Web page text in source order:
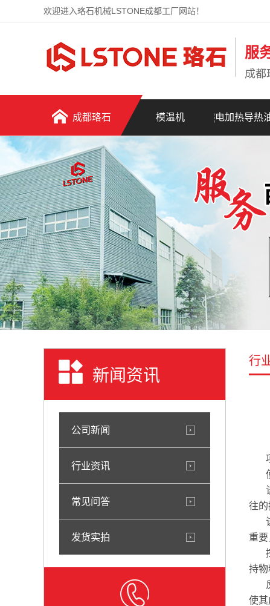
欢迎进入珞石机械LSTONE成都工厂网站！
服
成都
成都珞石 模温机 电加热导热
新闻资讯
公司新闻
行业资讯
常见问答
发货实拍
行
往的
重要
持物
使其